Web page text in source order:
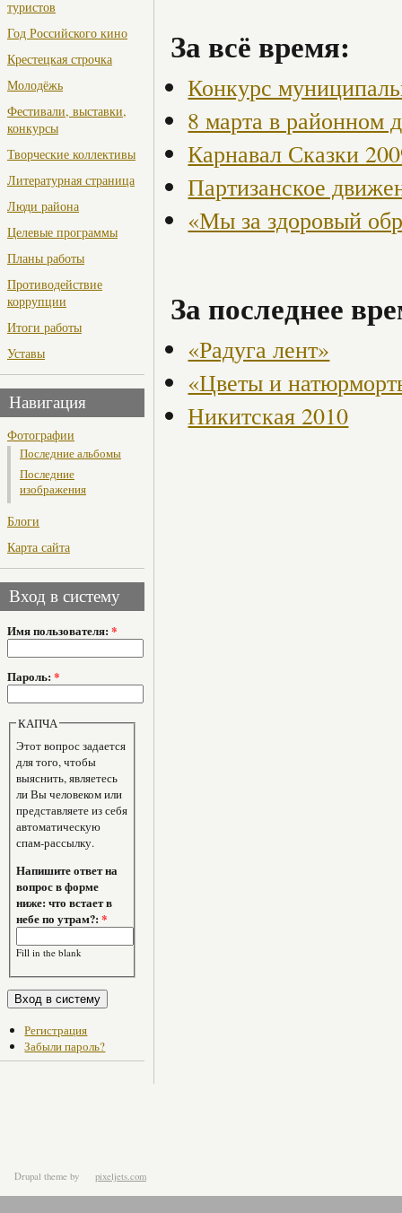
туристов
Год Российского кино
Крестецкая строчка
Молодёжь
Фестивали, выставки,
конкурсы
Творческие коллективы
Литературная страница
Люди района
Целевые программы
Планы работы
Противодействие
коррупции
Итоги работы
Уставы
Навигация
Фотографии
Последние альбомы
Последние
изображения
Блоги
Карта сайта
Вход в систему
Имя пользователя: *
Пароль: *
КАПЧА
Этот вопрос задается
для того, чтобы
выяснить, являетесь
ли Вы человеком или
представляете из себя
автоматическую
спам-рассылку.
Напишите ответ на
вопрос в форме
ниже: что встает в
небе по утрам?:*
Fill in the blank
Регистрация
Забыли пароль?
За всё время:
Конкурс
8 марта в районном
Карнавал Сказки
Партизанское
«Мы за здоровый
За последнее
«Радуга лент»
«Цветы и
Никитская 2010
Drupal theme by pixeljets.com